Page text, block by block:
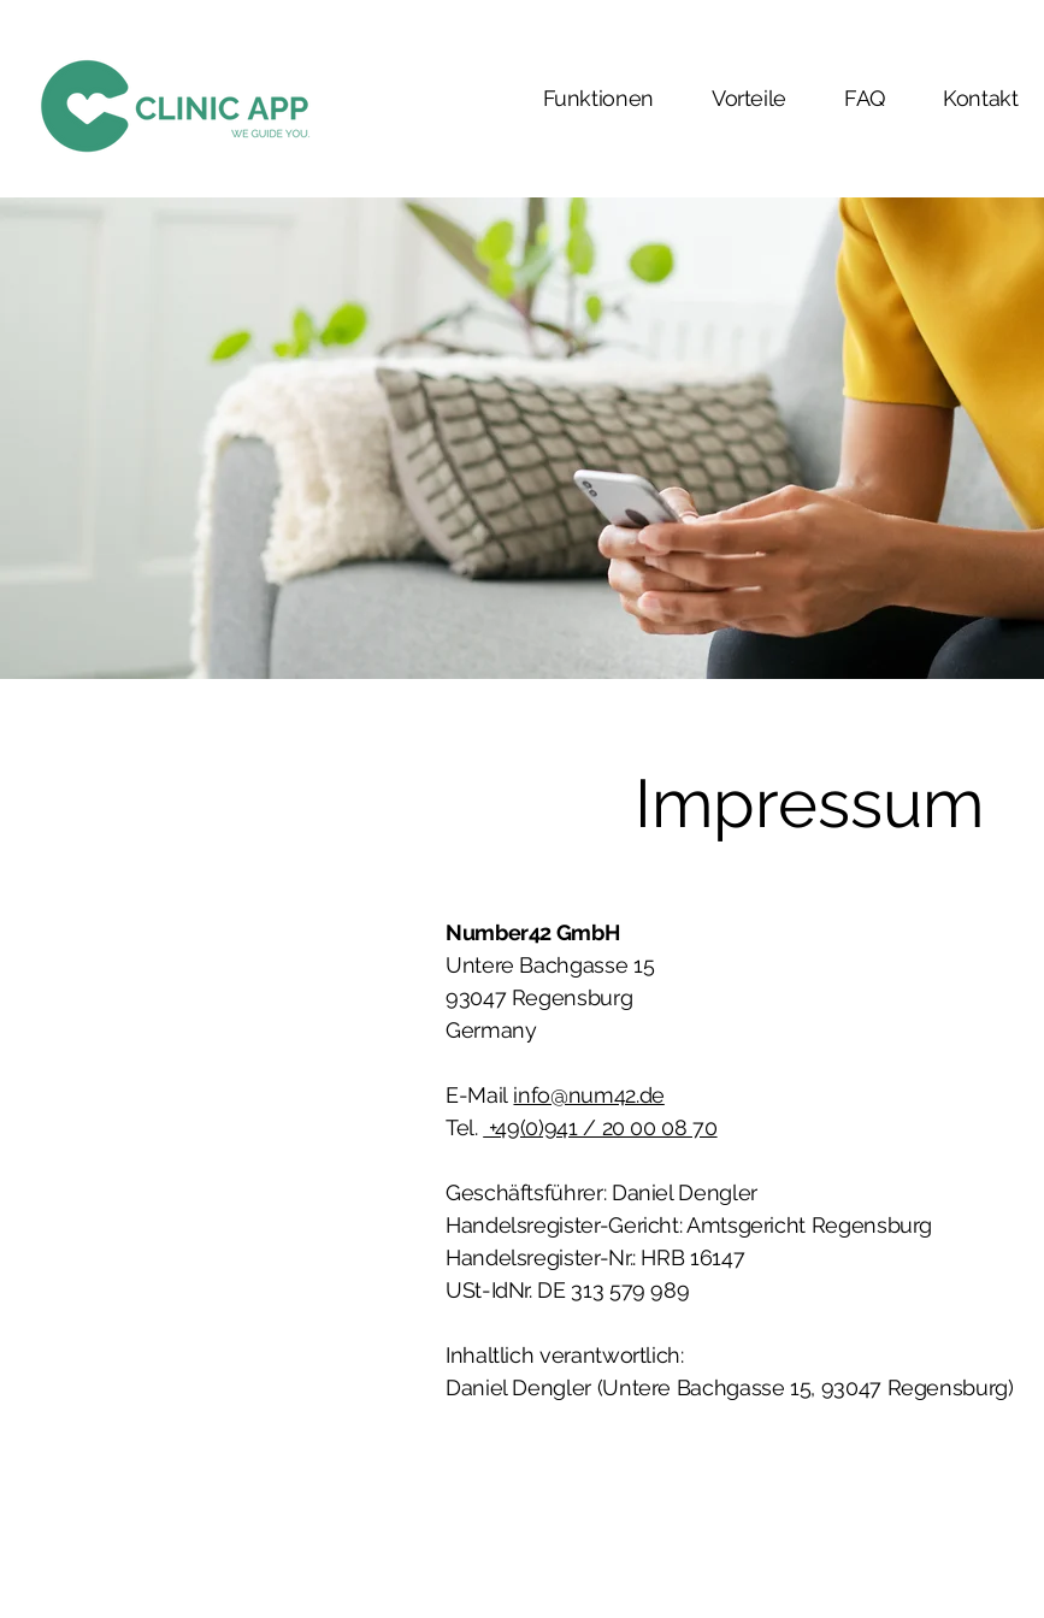
Funktionen Vorteile FAQ Kontakt
Impressum
Number42 GmbH
Untere Bachgasse 15
93047 Regensburg
Germany
E-Mail info@num42.de
Tel. +49(0)941 / 20 00 08 70
Geschäftsführer: Daniel Dengler
Handelsregister-Gericht: Amtsgericht Regensburg
Handelsregister-Nr.: HRB 16147
USt-IdNr. DE 313 579 989
Inhaltlich verantwortlich:
Daniel Dengler (Untere Bachgasse 15, 93047 Regensburg)